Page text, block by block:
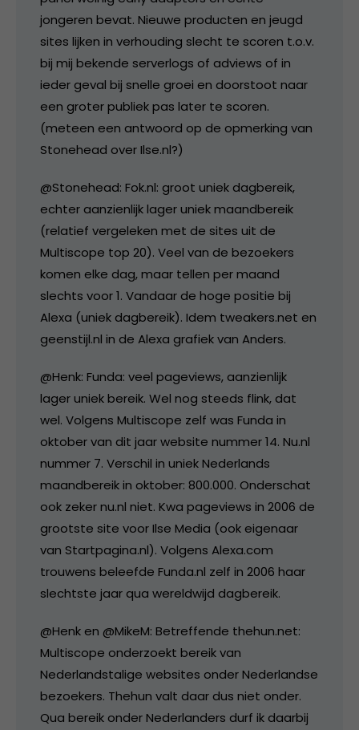
jongeren bevat. Nieuwe producten en jeugd
sites lijken in verhouding slecht te scoren t.o.v.
bij mij bekende serverlogs of adviews of in
ieder geval bij snelle groei en doorstoot naar
een groter publiek pas later te scoren.
(meteen een antwoord op de opmerking van
Stonehead over Ilse.nl?)
@Stonehead: Fok.nl: groot uniek dagbereik,
echter aanzienlijk lager uniek maandbereik
(relatief vergeleken met de sites uit de
Multiscope top 20). Veel van de bezoekers
komen elke dag, maar tellen per maand
slechts voor 1. Vandaar de hoge positie bij
Alexa (uniek dagbereik). Idem tweakers.net en
geenstijl.nl in de Alexa grafiek van Anders.
@Henk: Funda: veel pageviews, aanzienlijk
lager uniek bereik. Wel nog steeds flink, dat
wel. Volgens Multiscope zelf was Funda in
oktober van dit jaar website nummer 14. Nu.nl
nummer 7. Verschil in uniek Nederlands
maandbereik in oktober: 800.000. Onderschat
ook zeker nu.nl niet. Kwa pageviews in 2006 de
grootste site voor Ilse Media (ook eigenaar
van Startpagina.nl). Volgens Alexa.com
trouwens beleefde Funda.nl zelf in 2006 haar
slechtste jaar qua wereldwijd dagbereik.
@Henk en @MikeM: Betreffende thehun.net:
Multiscope onderzoekt bereik van
Nederlandstalige websites onder Nederlandse
bezoekers. Thehun valt daar dus niet onder.
Qua bereik onder Nederlanders durf ik daarbij